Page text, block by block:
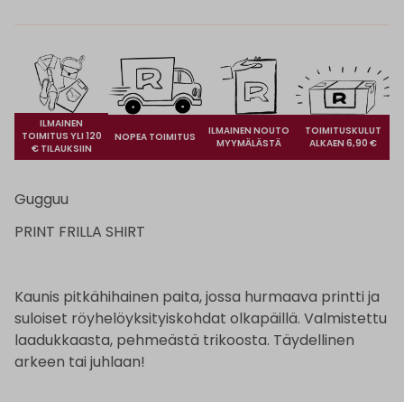
ILMAINEN
TOIMITUS YLI 120
€ TILAUKSIIN
NOPEA TOIMITUS
ILMAINEN NOUTO
MYYMÄLÄSTÄ
TOIMITUSKULUT
ALKAEN 6,90 €
Gugguu
PRINT FRILLA SHIRT
Kaunis pitkähihainen paita, jossa hurmaava printti ja
suloiset röyhelöyksityiskohdat olkapäillä. Valmistettu
laadukkaasta, pehmeästä trikoosta. Täydellinen
arkeen tai juhlaan!